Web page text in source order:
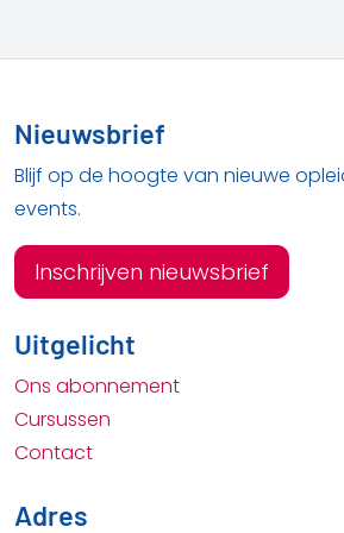
Nieuwsbrief
Blijf op de hoogte van nieuwe
events.
Inschrijven nieuwsbrief
Uitgelicht
Ons abonnement
Cursussen
Contact
Adres